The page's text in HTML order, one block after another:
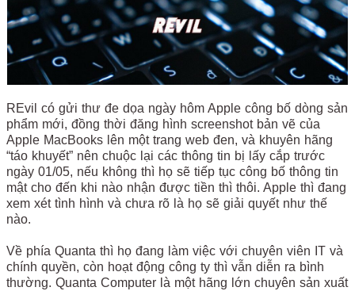
REvil có gửi thư đe dọa ngày hôm Apple công bố dòng sản
phẩm mới, đồng thời đăng hình screenshot bản vẽ của
Apple MacBooks lên một trang web đen, và khuyên hãng
“táo khuyết” nên chuộc lại các thông tin bị lấy cắp trước
ngày 01/05, nếu không thì họ sẽ tiếp tục công bố thông tin
mật cho đến khi nào nhận được tiền thì thôi. Apple thì đang
xem xét tình hình và chưa rõ là họ sẽ giải quyết như thế
nào.
Về phía Quanta thì họ đang làm việc với chuyên viên IT và
chính quyền, còn hoạt động công ty thì vẫn diễn ra bình
thường. Quanta Computer là một hãng lớn chuyên sản xuất